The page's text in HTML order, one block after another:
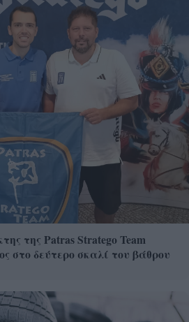
της Patras Stratego Team
στο δεύτερο σκαλί του βάθρου